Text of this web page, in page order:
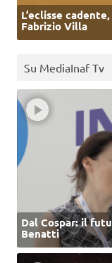
L’eclisse
Fabrizio Villa
Su MediaInaf Tv
Dal Cospar: il
Benatti